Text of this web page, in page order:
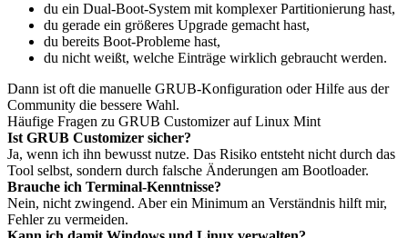
du ein Dual-Boot-System mit komplexer Partitionierung hast,
du gerade ein größeres Upgrade gemacht hast,
du bereits Boot-Probleme hast,
du nicht weißt, welche Einträge wirklich gebraucht werden.
Dann ist oft die manuelle GRUB-Konfiguration oder Hilfe aus der
Community die bessere Wahl.
Häufige Fragen zu GRUB Customizer auf Linux Mint
Ist GRUB Customizer sicher?
Ja, wenn ich ihn bewusst nutze. Das Risiko entsteht nicht durch das
Tool selbst, sondern durch falsche Änderungen am Bootloader.
Brauche ich Terminal-Kenntnisse?
Nein, nicht zwingend. Aber ein Minimum an Verständnis hilft mir,
Fehler zu vermeiden.